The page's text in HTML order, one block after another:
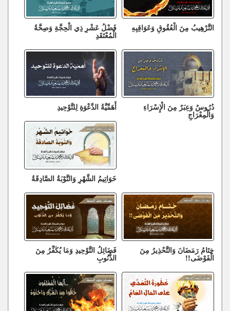
التَّرْهِيبُ مِنَ الْعُقُوقِ وَعَوَاقِبِهِ فَضْلُ عَشْرِ ذِي الْحِجَّةِ وَصِحَّةُ
الْمُعْتَقَدِ
دُرُوسٌ وَعِبَرٌ مِنَ الْإِسْرَاءِ
وَالْمِعْرَاجِ
أَهَمِّيَّةُ الدَّعْوَةِ لِلتَّوْحِيدِ
خَوَاتِيمُ الشَّهْرِ وَالتَّوْبَةُ الصَّادِقَةُ
خِتَامُ رَمَضَانَ وَالتَّحْذِيرُ مِنَ
الْفَوْضَى!!
فَضَائِلُ التَّوْحِيدِ وَمَا يُكَفِّرُ مِنَ
الذُّنُوبِ